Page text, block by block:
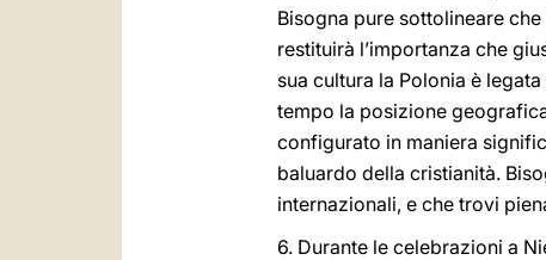
Bisogna pure sottolineare
restituirà l’importanza che
sua cultura la Polonia è
tempo la posizione
configurato in maniera
baluardo della cristianità.
internazionali, e che trovi
6. Durante le celebrazioni a